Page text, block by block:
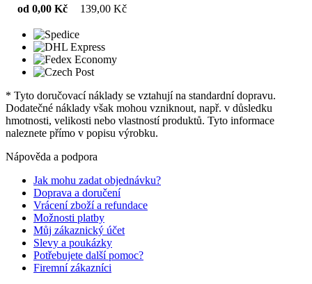
od 0,00 Kč
139,00 Kč
* Tyto doručovací náklady se vztahují na standardní dopravu.
Dodatečné náklady však mohou vzniknout, např. v důsledku
hmotnosti, velikosti nebo vlastností produktů. Tyto informace
naleznete přímo v popisu výrobku.
Nápověda a podpora
Jak mohu zadat objednávku?
Doprava a doručení
Vrácení zboží a refundace
Možnosti platby
Můj zákaznický účet
Slevy a poukázky
Potřebujete další pomoc?
Firemní zákazníci